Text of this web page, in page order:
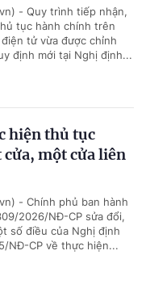
- Quy trình tiếp nhận,
tục hành chính trên
tử vừa được chỉnh
định mới tại Nghị định...
hiện thủ tục
một cửa liên
- Chính phủ ban hành
2026/NĐ-CP sửa đổi,
số điều của Nghị định
NĐ-CP về thực hiện...